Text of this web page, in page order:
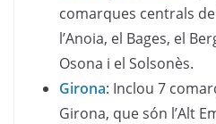
comarques centrals
l’Anoia, el Bages, el
Osona i el Solsonès.
Girona: Inclou 7
Girona, que són l’Alt